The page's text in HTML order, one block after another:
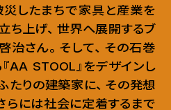
災したまちで家具と産業を
ち上げ、 世界へ展開するブ
治さん。 そして、 その石巻
AA STOOL』をデザインし
たりの建築家に、 その発想
らには社会に定着するまで